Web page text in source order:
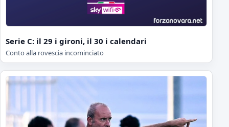
Serie C: il 29 i gironi, il 30 i calendari
Conto alla rovescia incominciato